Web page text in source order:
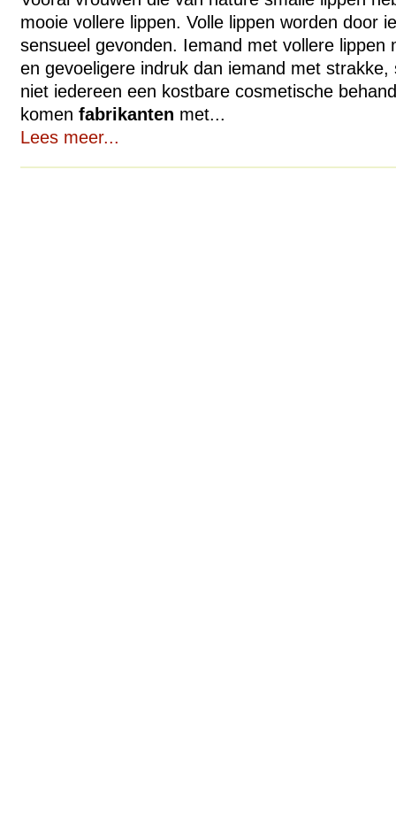
mooie vollere lippen. Volle lippen worden door
sensueel gevonden. Iemand met vollere lippen
en gevoeligere indruk dan iemand met strakke,
niet iedereen een kostbare cosmetische
komen fabrikanten met...
Lees meer...